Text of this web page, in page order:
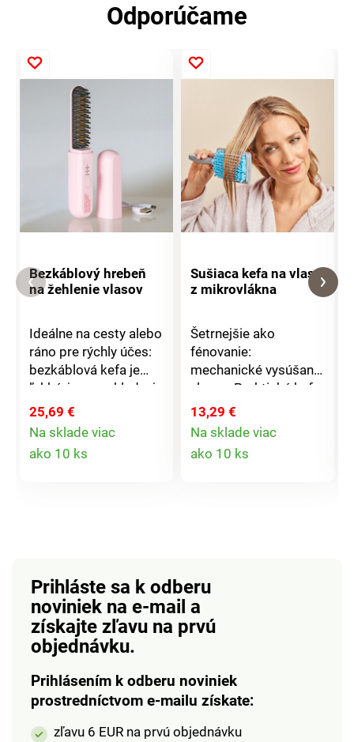
Odporúčame
Bezkáblový hrebeň
na žehlenie vlasov
Ideálne na cesty alebo
ráno pre rýchly účes:
bezkáblová kefa je
ľahká, jemne uhladzuje
a rýchlo upravuje
vlasy. Súčasťou je USB
nabíjací kábel.
25,69 €
Na sklade viac
ako 10 ks
Sušiaca kefa na vlasy
z mikrovlákna
Šetrnejšie ako
fénovanie:
mechanické vysúšanie
vlasov. Praktická kefa
z mikrovlákna s
bočnými vetracími
otvormi absorbuje
vlhkosť a zároveň
13,29 €
Na sklade viac
ako 10 ks
Prihláste sa k odberu
noviniek na e-mail a
získajte zľavu na prvú
objednávku.
Prihlásením k odberu noviniek
prostredníctvom e-mailu získate:
zľavu 6 EUR na prvú objednávku